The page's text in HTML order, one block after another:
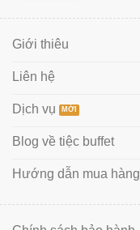
Giới thiêu
Liên hệ
Dịch vụ
Blog về tiệc buffet
Hướng dẫn mua hàng